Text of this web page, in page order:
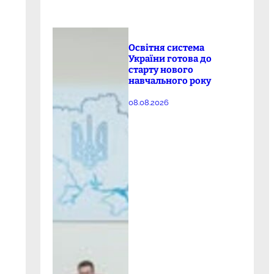
Освітня система
України готова до
старту нового
навчального року
08.08.2026